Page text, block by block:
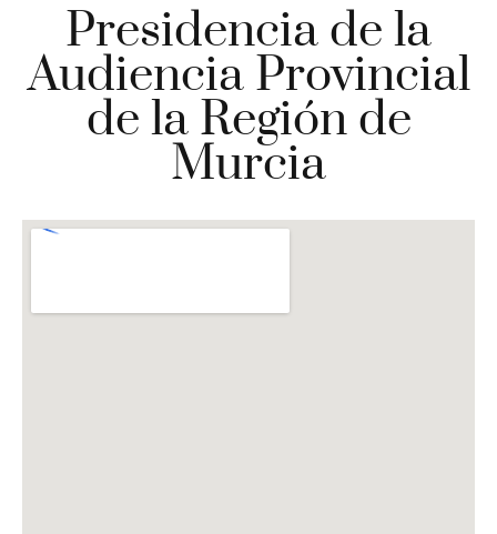
Presidencia de la
Audiencia Provincial
de la Región de
Murcia